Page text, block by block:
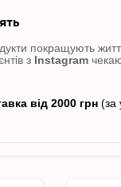
покращують
з Instagram
від 2000 грн (за